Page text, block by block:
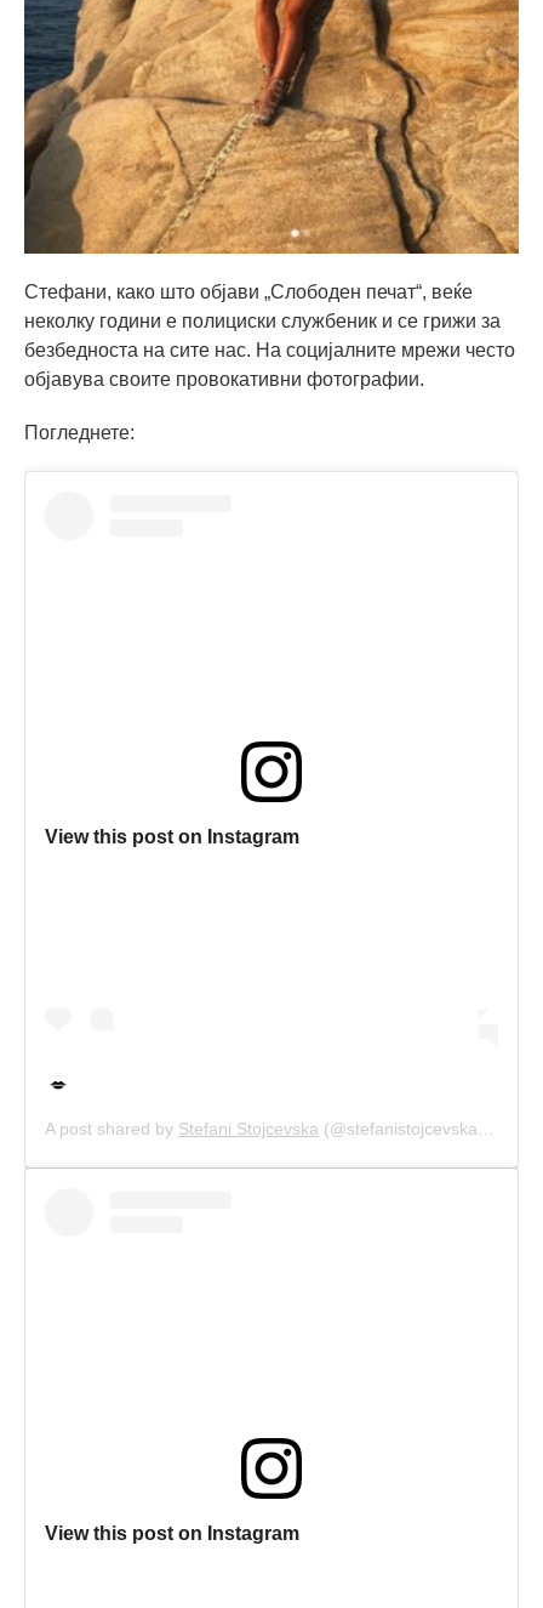
Стефани, како што објави „Слободен печат“, веќе
неколку години е полициски службеник и се грижи за
безбедноста на сите нас. На социјалните мрежи често
објавува своите провокативни фотографии.
Погледнете:
View this post on Instagram
💋
A post shared by Stefani Stojcevska (@stefanistojcevska) on
View this post on Instagram